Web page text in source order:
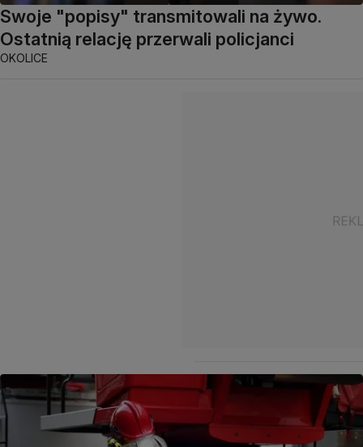
Swoje "popisy" transmitowali na żywo.
Ostatnią relację przerwali policjanci
OKOLICE